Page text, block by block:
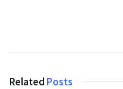
Related Posts